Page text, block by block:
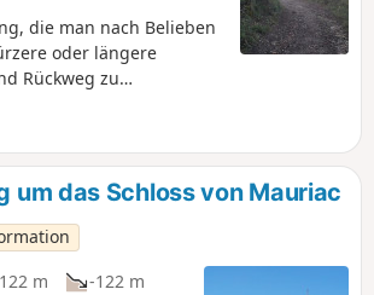
die man nach Belieben
oder längere
Rückweg zu
Zahlreiche
Schloss, Quellen, ein
um das Schloss von Mauriac
m
-122 m